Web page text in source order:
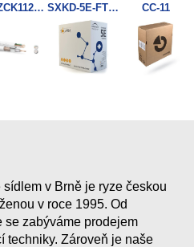
KABZCK1122 Koax + UTP5e SXKD-5E-FTP-PVC Cat5E 305m Solarix kabel CC-11
v Brně je ryze českou
v roce 1995. Od
se zabýváme prodejem
techniky. Zároveň je naše